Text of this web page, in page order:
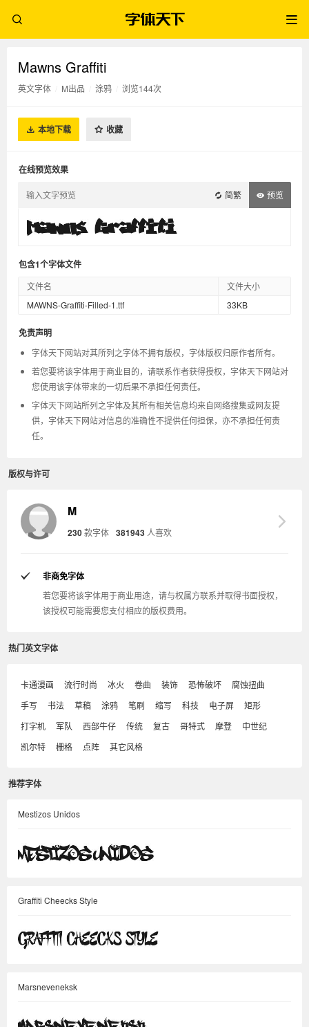
Mawns Graffiti
英文字体 M出品 涂鸦 浏览144次
本地下载 收藏
在线预览效果
简繁 预览
包含1个字体文件
文件名
文件大小
MAWNS-Graffiti-Filled-1.ttf
33KB
免责声明
字体天下网站对其所列之字体不拥有版权，字体版权归原作者所有。
若您要将该字体用于商业目的，请联系作者获得授权，字体天下网站对
您使用该字体带来的一切后果不承担任何责任。
字体天下网站所列之字体及其所有相关信息均来自网络搜集或网友提
供，字体天下网站对信息的准确性不提供任何担保，亦不承担任何责
任。
版权与许可
M
230款字体 381943 人喜欢
非商免字体
若您要将该字体用于商业用途，请与权属方联系并取得书面授权，
该授权可能需要您支付相应的版权费用。
热门英文字体
卡通漫画 流行时尚 冰火 卷曲 装饰 恐怖破坏
腐蚀扭曲
手写
书法 草稿 涂鸦 笔刷 缩写 科技 电子屏
矩形
打字机
军队 西部牛仔 传统 复古 哥特式 摩登
中世纪
凯尔特
栅格 点阵 其它风格
推荐字体
Mestizos Unidos
Graffiti Cheecks Style
Marsneveneksk